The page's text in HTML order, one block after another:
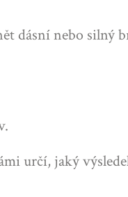
dásní nebo silný
určí, jaký